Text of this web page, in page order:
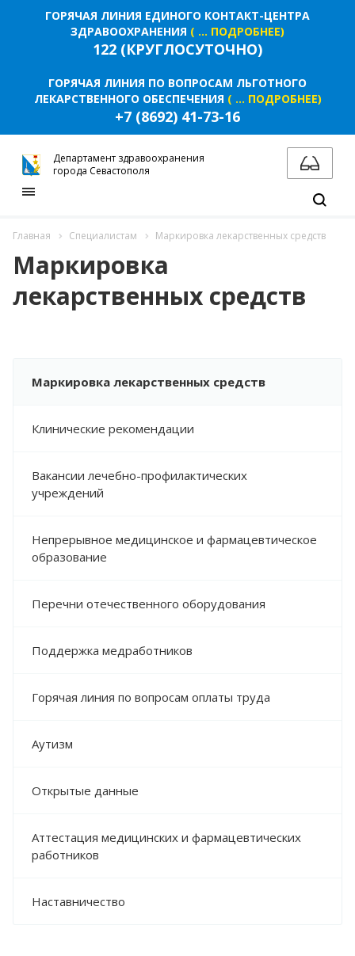
Главная Специалистам Маркировка лекарственных средств
Маркировка
лекарственных средств
Маркировка лекарственных средств
Клинические рекомендации
Вакансии лечебно-профилактических
учреждений
Непрерывное медицинское и фармацевтическое
образование
Перечни отечественного оборудования
Поддержка медработников
Горячая линия по вопросам оплаты труда
Аутизм
Открытые данные
Аттестация медицинских и фармацевтических
работников
Наставничество
ГОРЯЧАЯ ЛИНИЯ ЕДИНОГО КОНТАКТ-ЦЕНТРА
ЗДРАВООХРАНЕНИЯ ( ... ПОДРОБНЕЕ)
122 (КРУГЛОСУТОЧНО)
ГОРЯЧАЯ ЛИНИЯ ПО ВОПРОСАМ ЛЬГОТНОГО
ЛЕКАРСТВЕННОГО ОБЕСПЕЧЕНИЯ ( ... ПОДРОБНЕЕ)
+7 (8692) 41-73-16
Департамент здравоохранения
города Севастополя